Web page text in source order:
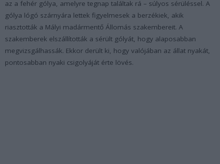
az a fehér gólya, amelyre tegnap találtak rá – súlyos sérüléssel. A
gólya lógó szárnyára lettek figyelmesek a berzékiek, akik
riasztották a Mályi madármentő Állomás szakembereit. A
szakemberek elszállították a sérült gólyát, hogy alaposabban
megvizsgálhassák. Ekkor derült ki, hogy valójában az állat nyakát,
pontosabban nyaki csigolyáját érte lövés.